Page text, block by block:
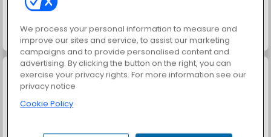
Masha and the Bear: Meadows Scala 40
We process your personal information to measure and
improve our sites and service, to assist our marketing
campaigns and to provide personalised content and
advertising. By clicking the button on the right, you can
exercise your privacy rights. For more information see our
privacy notice
Cookie Policy